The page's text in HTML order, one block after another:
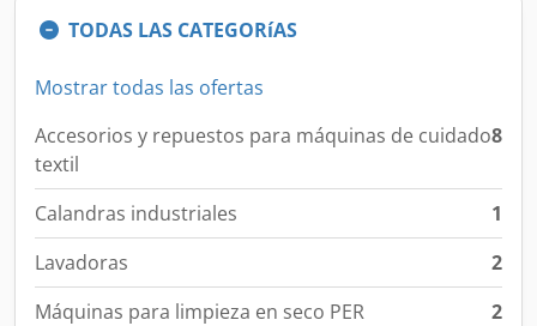
TODAS LAS CATEGORíAS
Mostrar todas las ofertas
Accesorios y repuestos para máquinas de cuidado
textil
8
Calandras industriales
1
Lavadoras
2
Máquinas para limpieza en seco PER
2